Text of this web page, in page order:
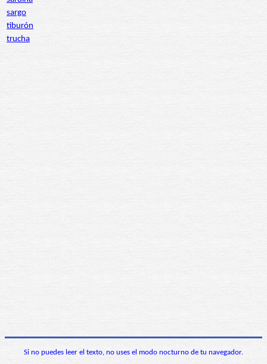
sargo
tiburón
trucha
Si no puedes leer el texto, no uses el modo nocturno de tu navegador.